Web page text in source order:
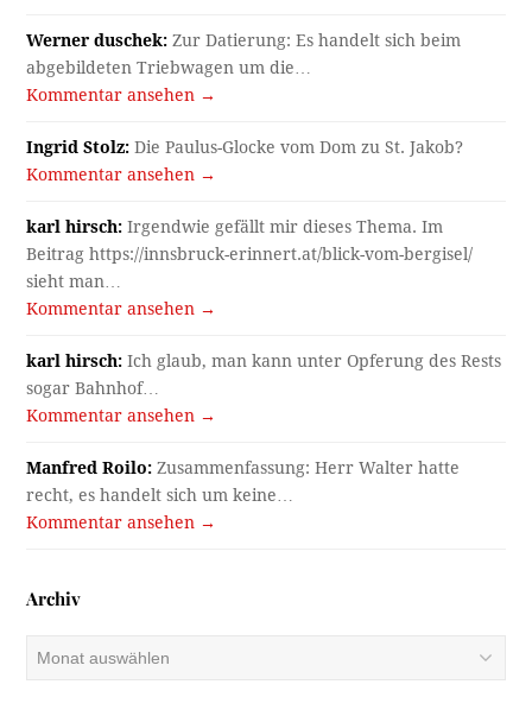
Werner duschek: Zur Datierung: Es handelt sich beim
abgebildeten Triebwagen um die…
Kommentar ansehen →
Ingrid Stolz: Die Paulus-Glocke vom Dom zu St. Jakob?
Kommentar ansehen →
karl hirsch: Irgendwie gefällt mir dieses Thema. Im
Beitrag https://innsbruck-erinnert.at/blick-vom-bergisel/
sieht man…
Kommentar ansehen →
karl hirsch: Ich glaub, man kann unter Opferung des Rests
sogar Bahnhof…
Kommentar ansehen →
Manfred Roilo: Zusammenfassung: Herr Walter hatte
recht, es handelt sich um keine…
Kommentar ansehen →
Archiv
Archiv